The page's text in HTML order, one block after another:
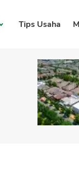
Tips Usaha